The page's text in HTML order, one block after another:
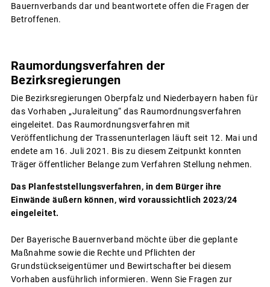
Bauernverbands dar und beantwortete offen die Fragen der
Betroffenen.
Raumordungsverfahren der
Bezirksregierungen
Die Bezirksregierungen Oberpfalz und Niederbayern haben für
das Vorhaben „Juraleitung“ das Raumordnungsverfahren
eingeleitet. Das Raumordnungsverfahren mit
Veröffentlichung der Trassenunterlagen läuft seit 12. Mai und
endete am 16. Juli 2021. Bis zu diesem Zeitpunkt konnten
Träger öffentlicher Belange zum Verfahren Stellung nehmen.
Das Planfeststellungsverfahren, in dem Bürger ihre
Einwände äußern können, wird voraussichtlich 2023/24
eingeleitet.
Der Bayerische Bauernverband möchte über die geplante
Maßnahme sowie die Rechte und Pflichten der
Grundstückseigentümer und Bewirtschafter bei diesem
Vorhaben ausführlich informieren. Wenn Sie Fragen zur